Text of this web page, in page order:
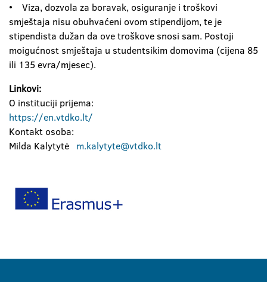
• Viza, dozvola za boravak, osiguranje i troškovi
smještaja nisu obuhvaćeni ovom stipendijom, te je
stipendista dužan da ove troškove snosi sam. Postoji
moigućnost smještaja u studentsikim domovima (cijena 85
ili 135 evra/mjesec).
Linkovi:
O instituciji prijema:
https://en.vtdko.lt/
Kontakt osoba:
Milda Kalytytė m.kalytyte@vtdko.lt